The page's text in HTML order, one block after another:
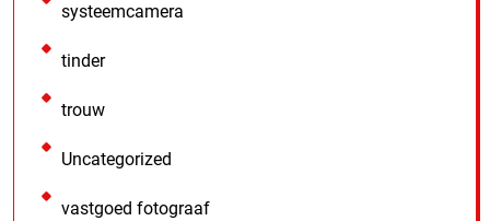
systeemcamera
tinder
trouw
Uncategorized
vastgoed fotograaf